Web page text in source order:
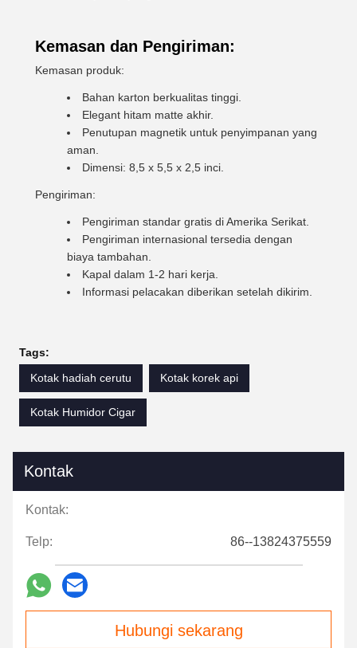
Kemasan dan Pengiriman:
Kemasan produk:
Bahan karton berkualitas tinggi.
Elegant hitam matte akhir.
Penutupan magnetik untuk penyimpanan yang
aman.
Dimensi: 8,5 x 5,5 x 2,5 inci.
Pengiriman:
Pengiriman standar gratis di Amerika Serikat.
Pengiriman internasional tersedia dengan
biaya tambahan.
Kapal dalam 1-2 hari kerja.
Informasi pelacakan diberikan setelah dikirim.
Tags:
Kotak hadiah cerutu
Kotak korek api
Kotak Humidor Cigar
Kontak
Kontak:
Telp: 86--13824375559
Hubungi sekarang